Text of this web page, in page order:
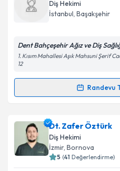
Diş Hekimi
İstanbul, Başakşehir
Dent Bahçeşehir Ağız ve Diş
1. Kısım Mahallesi Aşık Mahsuni Şerif
12
Randevu
Randevu Takvimi
Dt. Bahar Sutaşıriçin
oluşturun. Size bu
takvim hazırlandığında e-
Dt. Zafer Öztürk
Diş Hekimi
İzmir, Bornova
5 (41 Değerlendirme)